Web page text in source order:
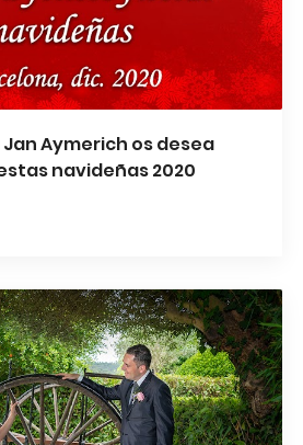
Aymerich os desea
navideñas 2020